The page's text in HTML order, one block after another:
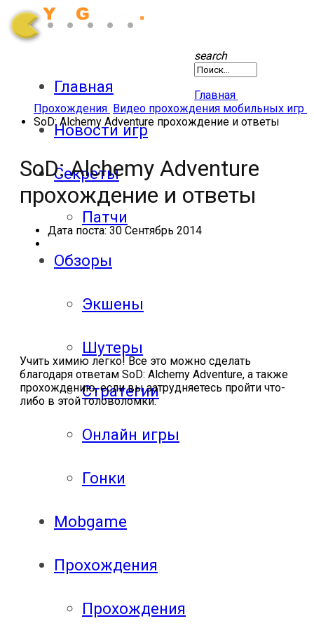
Главная
Новости игр
Секреты
Патчи
Обзоры
Экшены
Шутеры
Стратегии
Онлайн игры
Гонки
Mobgame
Прохождения
Прохождения
search
Главная
Прохождения Видео прохождения мобильных игр
SoD: Alchemy Adventure прохождение и ответы
SoD: Alchemy Adventure
прохождение и ответы
Дата поста: 30 Сентябрь 2014
Учить химию легко! Все это можно сделать
благодаря ответам SoD: Alchemy Adventure, а также
прохождению, если вы затрудняетесь пройти что-
либо в этой головоломки.